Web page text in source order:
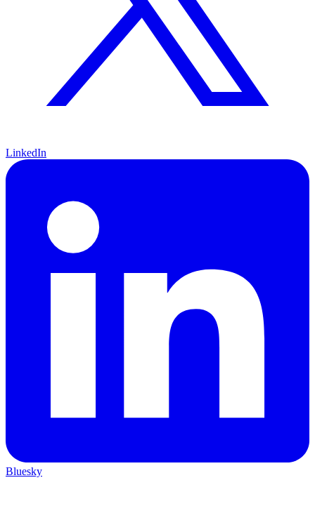
LinkedIn
Bluesky